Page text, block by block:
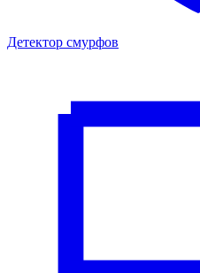
Детектор смурфов